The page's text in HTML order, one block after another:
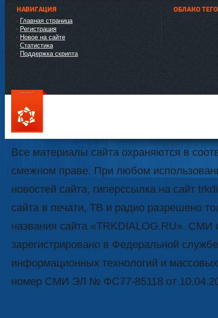
НАВИГАЦИЯ
Главная страница
Регистрация
Новое на сайте
Статистика
Поддержка скрипта
ОБЛАКО
111
Все материалы сайта охраняются в
смежном праве. При любом
новостей сайта, гиперссылка на сайт
сайта в печати, ТВ и радио разрешено
названия сайта «TRKDIALOG.RU». СМИ
зарегистрировано в Федеральной
информационных технологий и
номер СМИ ЭЛ № ФС77-85118 от